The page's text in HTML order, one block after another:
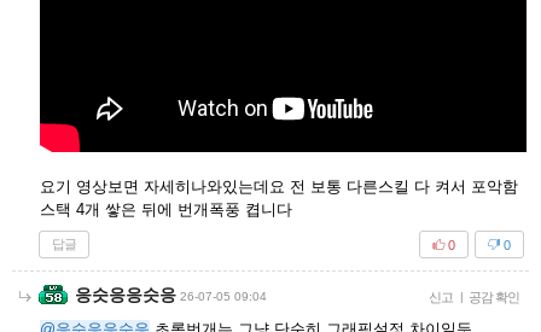
요기 영상보면 자세히나와있는데요 전 보통 다른스킬 다 켜서 포악함
스택 4개 쌓은 뒤에 번개폭풍 켭니다
답글 0
0
응슷응응슷응 26-07-05 09:04 신고 | 공감 확인